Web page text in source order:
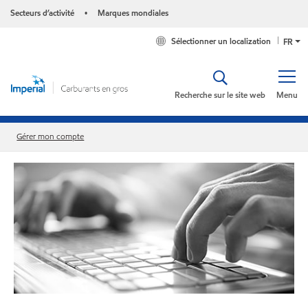
Secteurs d’activité • Marques mondiales
FR
Sélectionner un localization
Menu
Recherche sur le site web
Gérer mon compte